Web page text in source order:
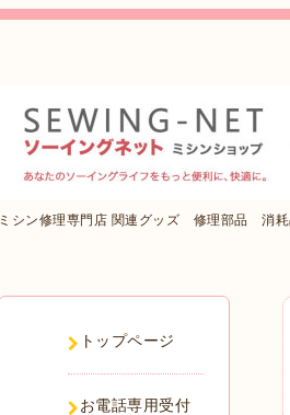
ミシン修理専門店 関連グッズ 修理部品 消耗
トップページ
お電話専用受付